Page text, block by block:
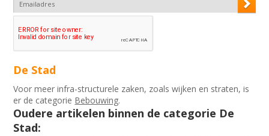
De Stad
Voor meer infra-structurele zaken, zoals wijken en straten, is
er de categorie Bebouwing.
Oudere artikelen binnen de categorie De
Stad: